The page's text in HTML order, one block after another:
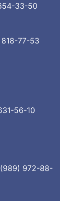
33-50
77-53
56-10
972-88-